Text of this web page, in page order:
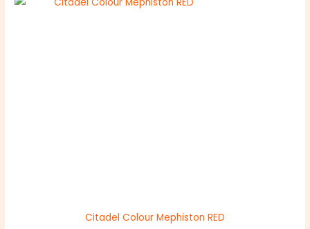
Citadel Colour Mephiston RED